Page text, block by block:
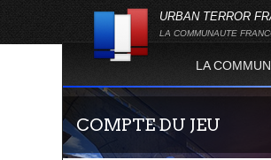
URBAN TERROR
LA COMMUNAUTE
LA
COMPTE DU JEU